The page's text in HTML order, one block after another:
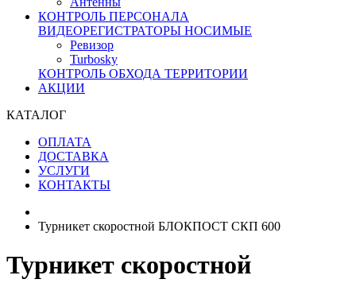
КОНТРОЛЬ ПЕРСОНАЛА
ВИДЕОРЕГИСТРАТОРЫ НОСИМЫЕ
Ревизор
Turbosky
КОНТРОЛЬ ОБХОДА ТЕРРИТОРИИ
АКЦИИ
КАТАЛОГ
ОПЛАТА
ДОСТАВКА
УСЛУГИ
КОНТАКТЫ
Турникет скоростной БЛОКПОСТ СКП 600
Турникет скоростной